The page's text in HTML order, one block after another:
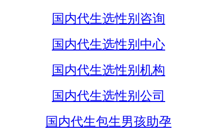
国内代生选性别咨询
国内代生选性别中心
国内代生选性别机构
国内代生选性别公司
国内代生包生男孩助孕